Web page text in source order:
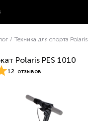
/ Техника для спорта Polaris
Polaris PES 1010
12 отзывов